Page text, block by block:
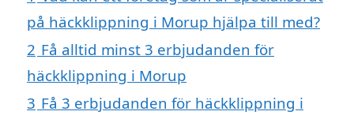
på häckklippning i Morup hjälpa till med?
2 Få alltid minst 3 erbjudanden för
häckklippning i Morup
3 Få 3 erbjudanden för häckklippning i